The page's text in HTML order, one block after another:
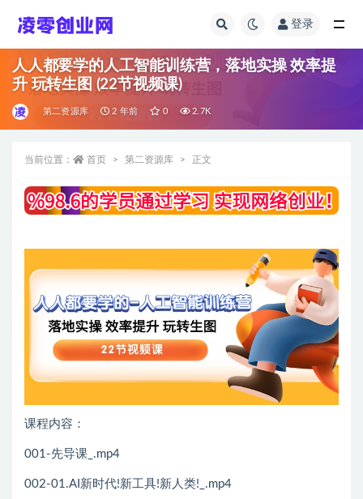
登录
人人都要学的人工智能训练营，落地实操 效率提
升 玩转生图 (22节视频课)
第二资源库 2 年前 0 2.7K
当前位置： 首页 第二资源库 正文
课程内容：
001-先导课_.mp4
002-01.AI新时代!新工具!新人类!_.mp4